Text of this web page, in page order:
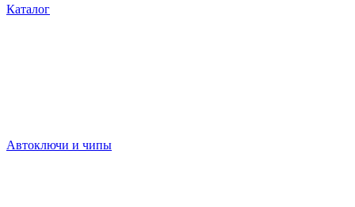
Каталог
Автоключи и чипы